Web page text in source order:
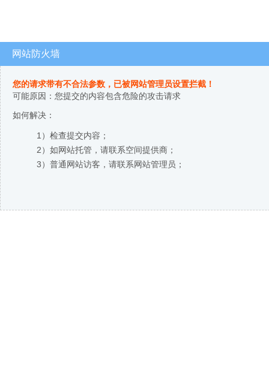
网站防火墙
您的请求带有不合法参数，已被网站管理员设置拦截！
可能原因：您提交的内容包含危险的攻击请求
如何解决：
1）检查提交内容；
2）如网站托管，请联系空间提供商；
3）普通网站访客，请联系网站管理员；